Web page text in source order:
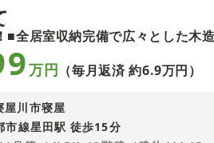
万円 （毎月返済 約6.9万円）
屋川市寝屋
市線星田駅 徒歩15分